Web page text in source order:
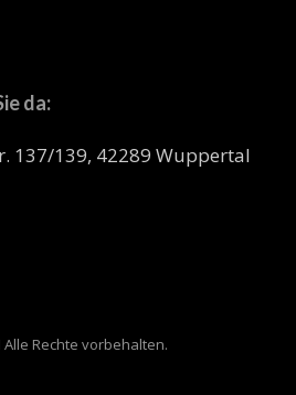
da:
137/139, 42289 Wuppertal
Alle Rechte vorbehalten.